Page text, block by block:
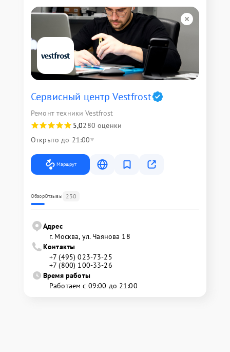
Сервисный центр Vestfrost
Ремонт техники Vestfrost
5,0280 оценки
Открыто до 21:00
Маршрут
ОбзорОтзывы 230
Адрес
г. Москва, ул. Чаянова 18
Контакты
+7 (495) 023-73-25
+7 (800) 100-33-26
Время работы
Работаем с 09:00 до 21:00